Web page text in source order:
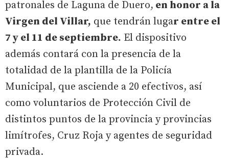
patronales de Laguna de Duero, en honor a la
Virgen del Villar, que tendrán lugar entre el
7 y el 11 de septiembre. El dispositivo
además contará con la presencia de la
totalidad de la plantilla de la Policía
Municipal, que asciende a 20 efectivos, así
como voluntarios de Protección Civil de
distintos puntos de la provincia y provincias
limítrofes, Cruz Roja y agentes de seguridad
privada.